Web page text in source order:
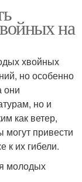
на
хвойных
но особенно
они
но и
как ветер,
могут привести
к их гибели.
молодых